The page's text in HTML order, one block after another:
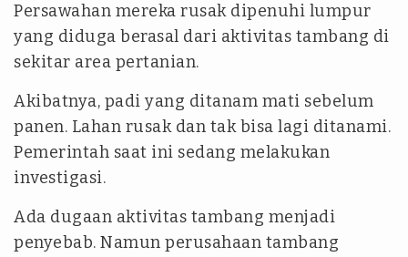
Persawahan mereka rusak dipenuhi lumpur
yang diduga berasal dari aktivitas tambang di
sekitar area pertanian.
Akibatnya, padi yang ditanam mati sebelum
panen. Lahan rusak dan tak bisa lagi ditanami.
Pemerintah saat ini sedang melakukan
investigasi.
Ada dugaan aktivitas tambang menjadi
penyebab. Namun perusahaan tambang